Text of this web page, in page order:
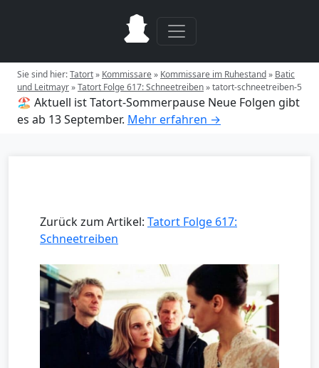
Sie sind hier:Tatort» Kommissare» Kommissare im Ruhestand» Batic
und Leitmayr»Tatort Folge 617: Schneetreiben»tatort-schneetreiben-5
🏖️ Aktuell ist Tatort-Sommerpause Neue Folgen gibt
es ab 13 September. Mehr erfahren →
Zurück zum Artikel: Tatort Folge 617:
Schneetreiben